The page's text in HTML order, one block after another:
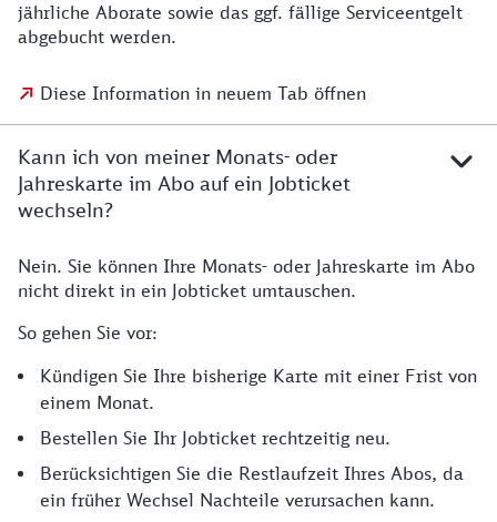
jährliche Aborate sowie das ggf. fällige Serviceentgelt
abgebucht werden.
Diese Information in neuem Tab öffnen
Kann ich von meiner Monats- oder
Jahreskarte im Abo auf ein Jobticket
wechseln?
Nein. Sie können Ihre Monats- oder Jahreskarte im Abo
nicht direkt in ein Jobticket umtauschen.
So gehen Sie vor:
Kündigen Sie Ihre bisherige Karte mit einer Frist von
einem Monat.
Bestellen Sie Ihr Jobticket rechtzeitig neu.
Berücksichtigen Sie die Restlaufzeit Ihres Abos, da
ein früher Wechsel Nachteile verursachen kann.